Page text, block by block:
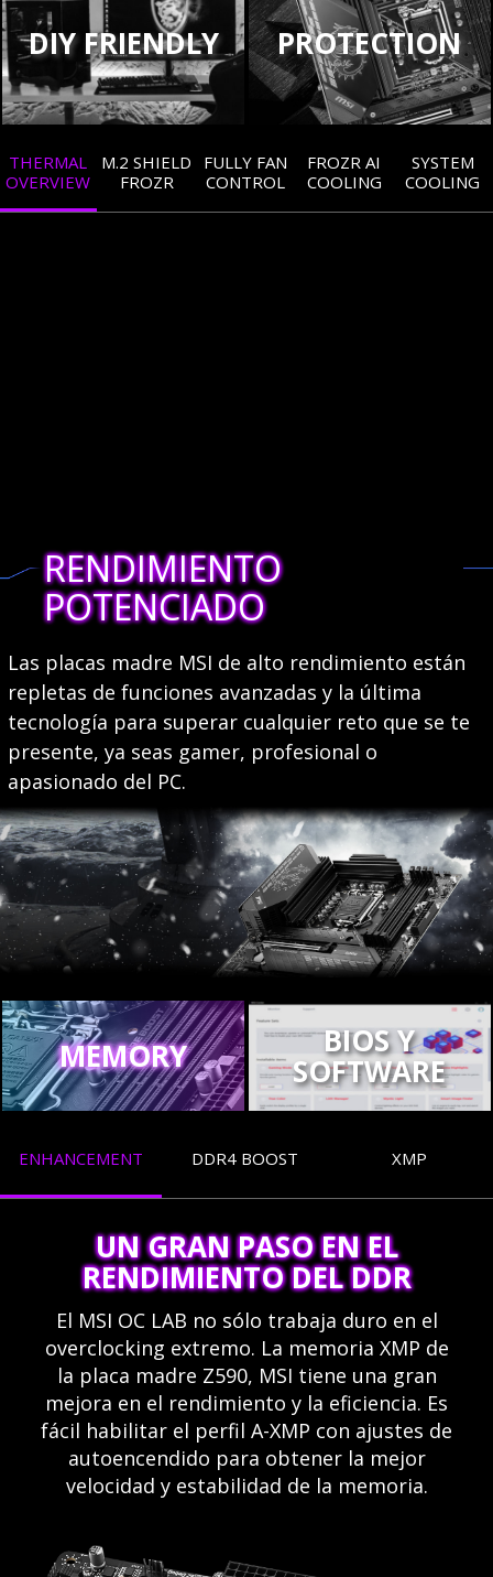
DIY FRIENDLY PROTECTION
THERMAL
OVERVIEW
M.2 SHIELD
FROZR
FULLY FAN
CONTROL
FROZR AI
COOLING
SYSTEM
COOLING
RENDIMIENTO
POTENCIADO
Las placas madre MSI de alto rendimiento están
repletas de funciones avanzadas y la última
tecnología para superar cualquier reto que se te
presente, ya seas gamer, profesional o
apasionado del PC.
MEMORY BIOS Y
SOFTWARE
ENHANCEMENT DDR4 BOOST XMP
UN GRAN PASO EN EL
RENDIMIENTO DEL DDR
El MSI OC LAB no sólo trabaja duro en el
overclocking extremo. La memoria XMP de
la placa madre Z590, MSI tiene una gran
mejora en el rendimiento y la eficiencia. Es
fácil habilitar el perfil A-XMP con ajustes de
autoencendido para obtener la mejor
velocidad y estabilidad de la memoria.